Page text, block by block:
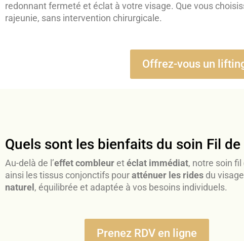
redonnant fermeté et éclat à votre visage. Que vous
rajeunie, sans intervention chirurgicale.
Offrez-vous un
Quels sont les bienfaits du soin Fil de
Au-delà de l’effet combleur etéclat immédiat, notre soin
ainsi les tissus conjonctifs pouratténuer les rides du
naturel , équilibrée et adaptée à vos besoins individuels.
Prenez RDV en ligne